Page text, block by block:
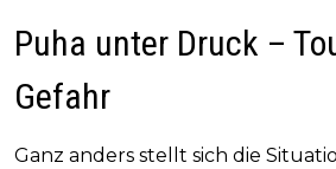
Puha unter Druck –
Gefahr
Ganz anders stellt sich die